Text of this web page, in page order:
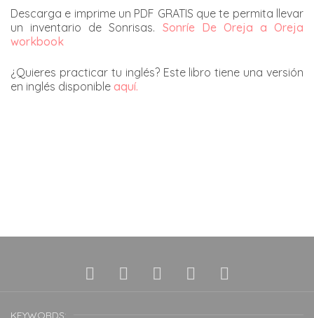
Descarga e imprime un PDF GRATIS que te permita llevar
un inventario de Sonrisas. Sonríe De Oreja a Oreja
workbook
¿Quieres practicar tu inglés? Este libro tiene una versión
en inglés disponible aquí.
KEYWORDS: